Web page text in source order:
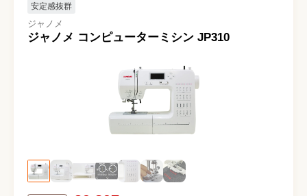
安定感抜群
ジャノメ
ジャノメ コンピューターミシン JP310